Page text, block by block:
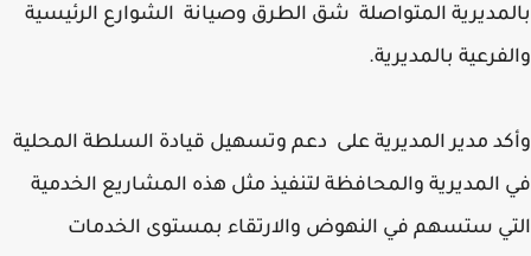
المتواصلة شق الطرق وصيانة الشوارع الرئيسية
بالمديرية.
مدير المديرية على دعم وتسهيل قيادة السلطة المحلية
المديرية والمحافظة لتنفيذ مثل هذه المشاريع الخدمية
ستسهم في النهوض والارتقاء بمستوى الخدمات